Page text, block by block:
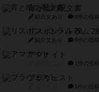
宵と暁の呪文書
紹介文あり 8件の投稿
リスボン・トラム 28
紹介文あり 9件の投稿
アマナイト
1件の投稿
ブラヴェスト
1件の投稿